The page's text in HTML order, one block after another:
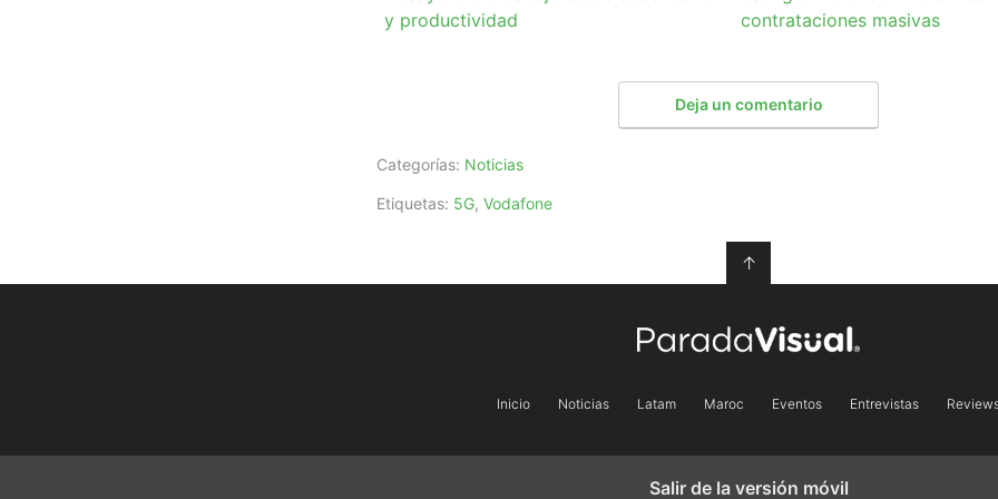
y productividad
contrataciones masivas
Deja un comentario
Categorías: Noticias
Etiquetas: 5G, Vodafone
↑
Inicio Noticias Latam Maroc Eventos Entrevistas
Salir de la versión móvil